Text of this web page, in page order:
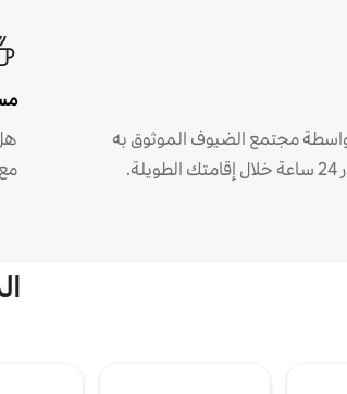
مجتمع الضيوف الموثوق به